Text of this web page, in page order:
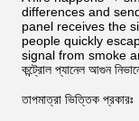
differences and
panel receives the
people quickly
signal from smoke
কন্ট্রোল প্যানেল আগুন
তাপমাত্রা ভিত্তিক প্রকারঃ